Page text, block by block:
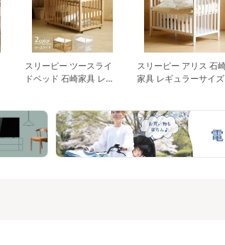
スリーピー ツースライ
ドベッド 石崎家具 レギ
スリーピー アリス 石崎
家具 レギュラーサイズ